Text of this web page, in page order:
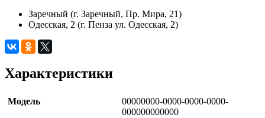
Заречный (г. Заречный, Пр. Мира, 21)
Одесская, 2 (г. Пенза ул. Одесская, 2)
Характеристики
Модель
00000000-0000-0000-0000-
000000000000